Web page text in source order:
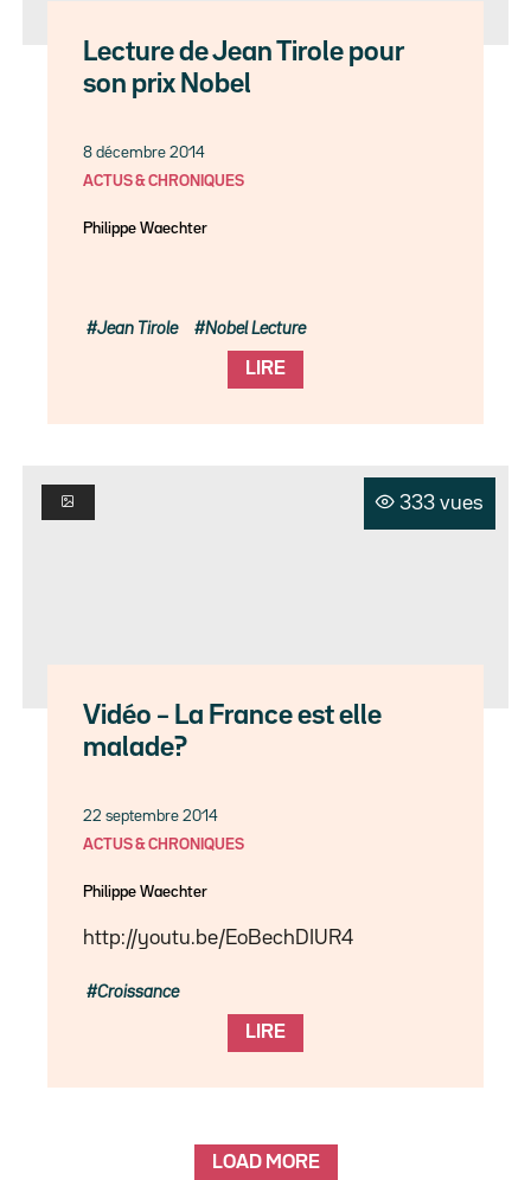
Lecture de Jean Tirole pour
son prix Nobel
8 décembre 2014
ACTUS & CHRONIQUES
Philippe Waechter
LIRE
Jean Tirole Nobel Lecture
333 vues
Vidéo – La France est elle
malade?
22 septembre 2014
ACTUS & CHRONIQUES
Philippe Waechter
http://youtu.be/EoBechDIUR4
LIRE
Croissance
LOAD MORE